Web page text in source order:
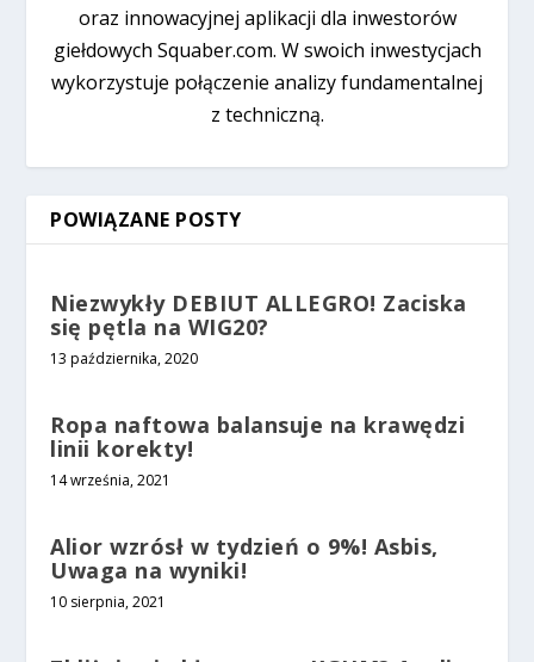
oraz innowacyjnej aplikacji dla inwestorów
giełdowych Squaber.com. W swoich inwestycjach
wykorzystuje połączenie analizy fundamentalnej
z techniczną.
POWIĄZANE POSTY
Niezwykły DEBIUT ALLEGRO! Zaciska
się pętla na WIG20?
13 października, 2020
Ropa naftowa balansuje na krawędzi
linii korekty!
14 września, 2021
Alior wzrósł w tydzień o 9%! Asbis,
Uwaga na wyniki!
10 sierpnia, 2021